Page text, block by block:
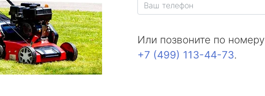
Или позвоните по номеру
+7 (499) 113-44-73.